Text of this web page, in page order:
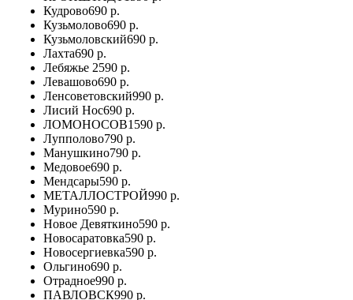
Кудрово690 р.
Кузьмолово690 р.
Кузьмоловский690 р.
Лахта690 р.
Лебяжье 2590 р.
Левашово690 р.
Ленсоветовский990 р.
Лисий Нос690 р.
ЛОМОНОСОВ1590 р.
Лупполово790 р.
Манушкино790 р.
Медовое690 р.
Мендсары590 р.
МЕТАЛЛОСТРОЙ990 р.
Мурино590 р.
Новое Девяткино590 р.
Новосаратовка590 р.
Новосергиевка590 р.
Ольгино690 р.
Отрадное990 р.
ПАВЛОВСК990 р.